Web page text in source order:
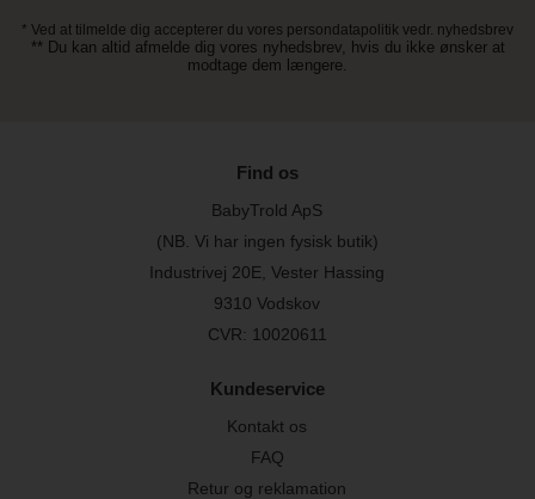
* Ved at tilmelde dig accepterer du vores persondatapolitik vedr. nyhedsbrev
** Du kan altid afmelde dig vores nyhedsbrev, hvis du ikke ønsker at
modtage dem længere.
Find os
BabyTrold ApS
(NB. Vi har ingen fysisk butik)
Industrivej 20E, Vester Hassing
9310 Vodskov
CVR: 10020611
Kundeservice
Kontakt os
FAQ
Retur og reklamation